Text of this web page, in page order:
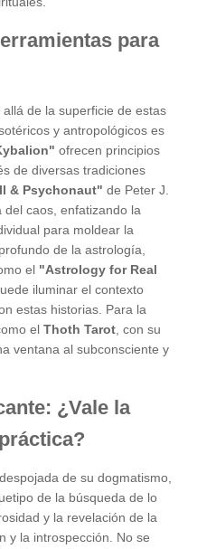
para
de la superficie de estas
y antropológicos es
ofrecen principios
de diversas tradiciones
& Psychonaut" de Peter J.
caos, enfatizando la
para moldear la
de la astrología,
el "Astrology for Real
iluminar el contexto
estas historias. Para la
el Thoth Tarot , con su
ventana al subconsciente y
¿Vale la
de su dogmatismo,
de la búsqueda de lo
y la revelación de la
y la introspección. No se